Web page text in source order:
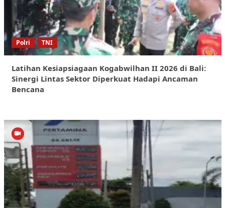
Polri TNI
Latihan Kesiapsiagaan Kogabwilhan II 2026 di Bali:
Sinergi Lintas Sektor Diperkuat Hadapi Ancaman
Bencana